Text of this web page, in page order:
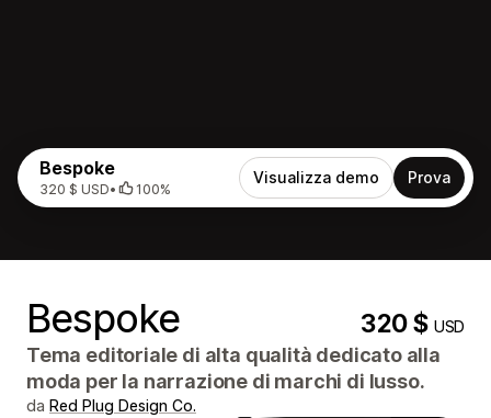
Bespoke
320 $ USD• 100%
Visualizza demo Prova
Bespoke 320 $USD
Tema editoriale di alta qualità dedicato alla
moda per la narrazione di marchi di lusso.
da Red Plug Design Co.